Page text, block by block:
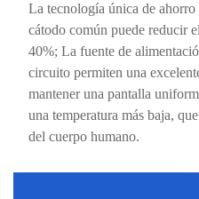
La tecnología única de
cátodo común puede reducir
40%; La fuente de
circuito permiten una
mantener una pantalla
una temperatura más baja,
del cuerpo humano.